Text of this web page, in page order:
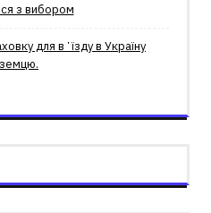
з вибором
для вʼїзду в Україну